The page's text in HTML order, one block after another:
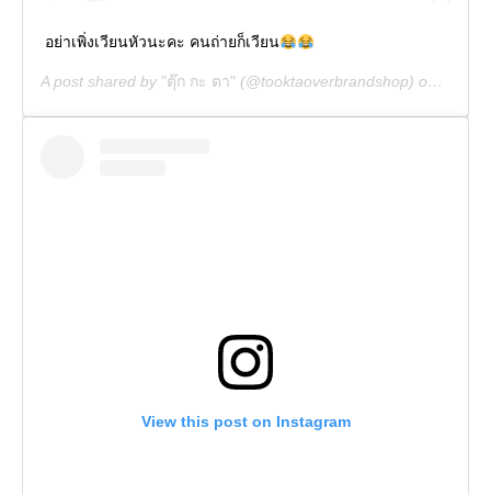
อย่าเพิ่งเวียนหัวนะคะ คนถ่ายก็เวียน
A post shared by "ตุ๊ก กะ ตา" (@tooktaoverbrandshop) on Apr
View this post on Instagram